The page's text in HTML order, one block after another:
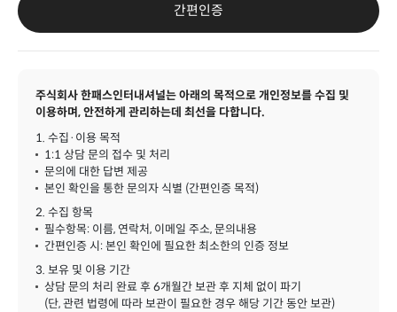
간편인증
주식회사 한패스인터내셔널는 아래의 목적으로 개인정보를 수집 및
이용하며, 안전하게 관리하는데 최선을 다합니다.
1. 수집·이용 목적
1:1 상담 문의 접수 및 처리
문의에 대한 답변 제공
본인 확인을 통한 문의자 식별 (간편인증 목적)
2. 수집 항목
필수항목: 이름, 연락처, 이메일 주소, 문의내용
간편인증 시: 본인 확인에 필요한 최소한의 인증 정보
3. 보유 및 이용 기간
상담 문의 처리 완료 후 6개월간 보관 후 지체 없이 파기
(단, 관련 법령에 따라 보관이 필요한 경우 해당 기간 동안 보관)